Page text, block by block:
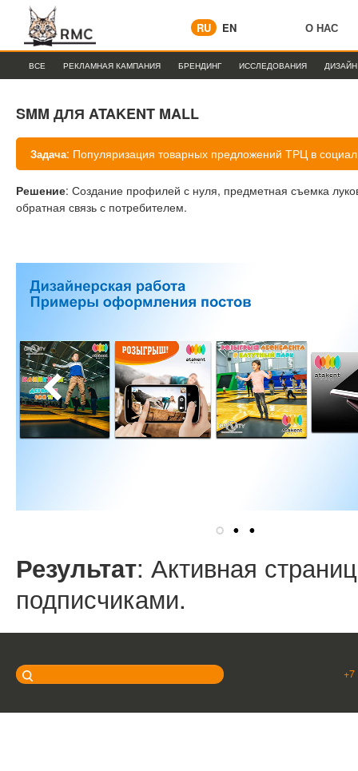
EN
RU О НАС
ВСЕ РЕКЛАМНАЯ КАМПАНИЯ БРЕНДИНГ ИССЛЕДОВАНИЯ ДИЗАЙН
SMM ДЛЯ ATAKENT MALL
Задача: Популяризация товарных предложений ТРЦ в
Решение: Создание профилей с нуля, предметная съемка
обратная связь с потребителем.
Результат: Активная
подписчиками.
+7